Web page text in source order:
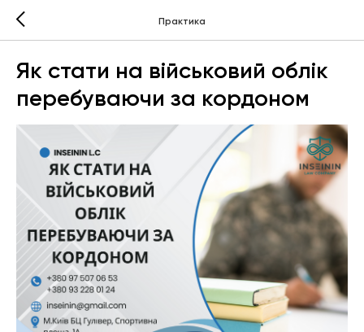
Практика
Як стати на військовий облік
перебуваючи за кордоном